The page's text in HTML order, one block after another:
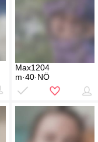
Max1204
m·40·NÖ